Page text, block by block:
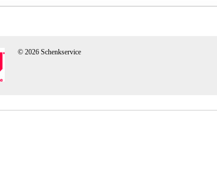
© 2026 Schenkservice